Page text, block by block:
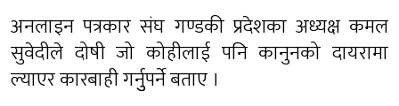
अनलाइन पत्रकार संघ गण्डकी प्रदेशका अध्यक्ष कमल
सुवेदीले दोषी जो कोहीलाई पनि कानुनको दायरामा
ल्याएर कारबाही गर्नुुपर्ने बताए ।